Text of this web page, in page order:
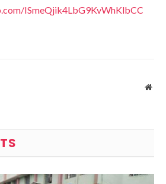
ISmeQjik4LbG9KvWhKlbCC